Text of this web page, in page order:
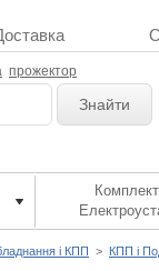
прожектор
Знайти
і КПП > КПП і